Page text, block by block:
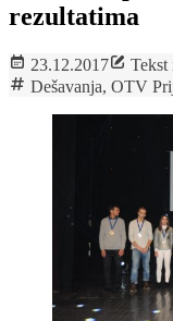
rezultatima
23.12.2017
Tekst
Dešavanja, OTV